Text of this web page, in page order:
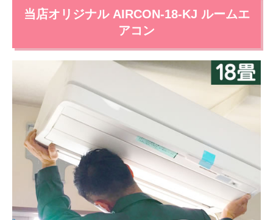
当店オリジナル AIRCON-18-KJ ルームエ
アコン